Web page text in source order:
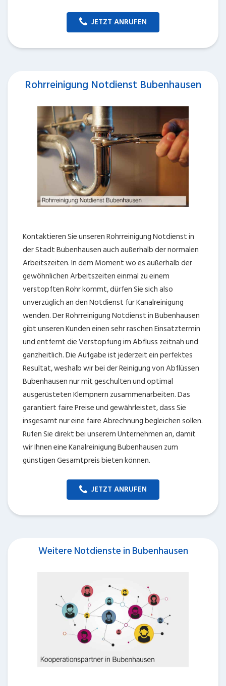
JETZT ANRUFEN
Rohrreinigung Notdienst Bubenhausen
Kontaktieren Sie unseren Rohrreinigung Notdienst in
der Stadt Bubenhausen auch außerhalb der normalen
Arbeitszeiten. In dem Moment wo es außerhalb der
gewöhnlichen Arbeitszeiten einmal zu einem
verstopften Rohr kommt, dürfen Sie sich also
unverzüglich an den Notdienst für Kanalreinigung
wenden. Der Rohrreinigung Notdienst in Bubenhausen
gibt unseren Kunden einen sehr raschen Einsatztermin
und entfernt die Verstopfung im Abfluss zeitnah und
ganzheitlich. Die Aufgabe ist jederzeit ein perfektes
Resultat, weshalb wir bei der Reinigung von Abflüssen
Bubenhausen nur mit geschulten und optimal
ausgerüsteten Klempnern zusammenarbeiten. Das
garantiert faire Preise und gewährleistet, dass Sie
insgesamt nur eine faire Abrechnung begleichen sollen.
Rufen Sie direkt bei unserem Unternehmen an, damit
wir Ihnen eine Kanalreinigung Bubenhausen zum
günstigen Gesamtpreis bieten können.
JETZT ANRUFEN
Weitere Notdienste in Bubenhausen